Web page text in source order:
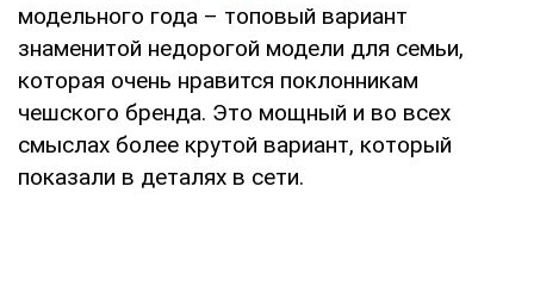
модельного года – топовый вариант
знаменитой недорогой модели для семьи,
которая очень нравится поклонникам
чешского бренда. Это мощный и во всех
смыслах более крутой вариант, который
показали в деталях в сети.